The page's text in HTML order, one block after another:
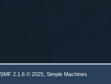
SMF 2.1.6 © 2025, Simple Machines